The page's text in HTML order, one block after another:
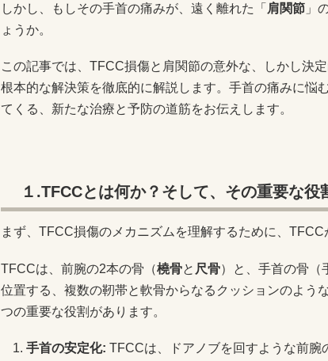
しかし、もしその手首の痛みが、遠く離れた「 肩関節 」
ょうか。
この記事では、TFCC損傷と肩関節の意外な、しかし決
根本的な解決策を徹底的に解説します。手首の痛みに悩
てくる、新たな治療と予防の道筋をお伝えします。
１.TFCCとは何か？そして、その重要な役
まず、TFCC損傷のメカニズムを理解するために、TFCC
TFCCは、前腕の2本の骨（橈骨と 尺骨）と、手首の骨（
位置する、複数の靭帯と軟骨からなるクッションのよう
つの重要な役割があります。
手首の安定化: TFCCは、ドアノブを回すような前腕